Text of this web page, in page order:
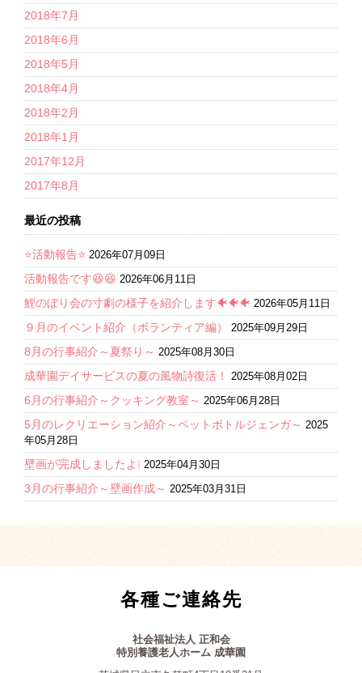
2018年7月
2018年6月
2018年5月
2018年4月
2018年2月
2018年1月
2017年12月
2017年8月
最近の投稿
⭐活動報告⭐ 2026年07月09日
活動報告です😆😆 2026年06月11日
鯉のぼり会の寸劇の様子を紹介します🐠🐠🐠 2026年05月11日
９月のイベント紹介（ボランティア編） 2025年09月29日
8月の行事紹介～夏祭り～ 2025年08月30日
成華園デイサービスの夏の風物詩復活！ 2025年08月02日
6月の行事紹介～クッキング教室～ 2025年06月28日
5月のレクリエーション紹介～ペットボトルジェンガ～ 2025
年05月28日
壁画が完成しましたよ❕ 2025年04月30日
3月の行事紹介～壁画作成～ 2025年03月31日
各種ご連絡先
社会福祉法人 正和会
特別養護老人ホーム 成華園